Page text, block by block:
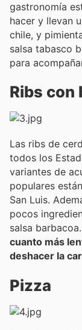
gastronomía
hacer y llevan
chile, y
salsa tabasco
para
Ribs con
Las ribs de
todos los
variantes de
populares
San Luis.
pocos
salsa
cuanto más
deshacer la
Pizza